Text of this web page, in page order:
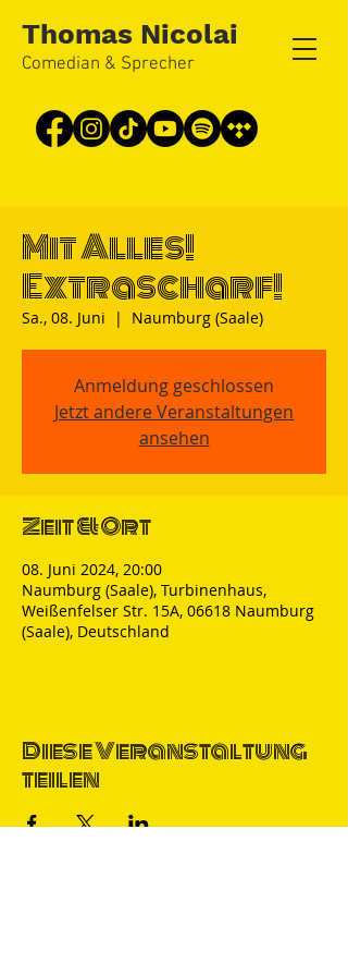
Thomas Nicolai
Comedian & Sprecher
Mit Alles!
Extrascharf!
Sa., 08. Juni
  |
Naumburg (Saale)
Anmeldung geschlossen
Jetzt andere Veranstaltungen
ansehen
Zeit & Ort
08. Juni 2024, 20:00
Naumburg (Saale), Turbinenhaus,
Weißenfelser Str. 15A, 06618 Naumburg
(Saale), Deutschland
Diese Veranstaltung
teilen